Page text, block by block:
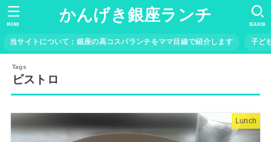
かんげき銀座ランチ
当サイトについて：銀座の高コスパランチをママ目線で紹介します 子ど
SEARCH
MENU
ビストロ
Lunch